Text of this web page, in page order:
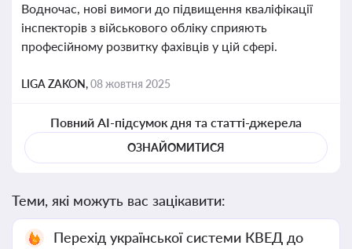
Водночас, нові вимоги до підвищення кваліфікації
інспекторів з військового обліку сприяють
професійному розвитку фахівців у цій сфері.
LIGA ZAKON,08 жовтня 2025
Повний AI-підсумок дня та статті-джерела
ОЗНАЙОМИТИСЯ
Теми, які можуть вас зацікавити:
Перехід української системи КВЕД до